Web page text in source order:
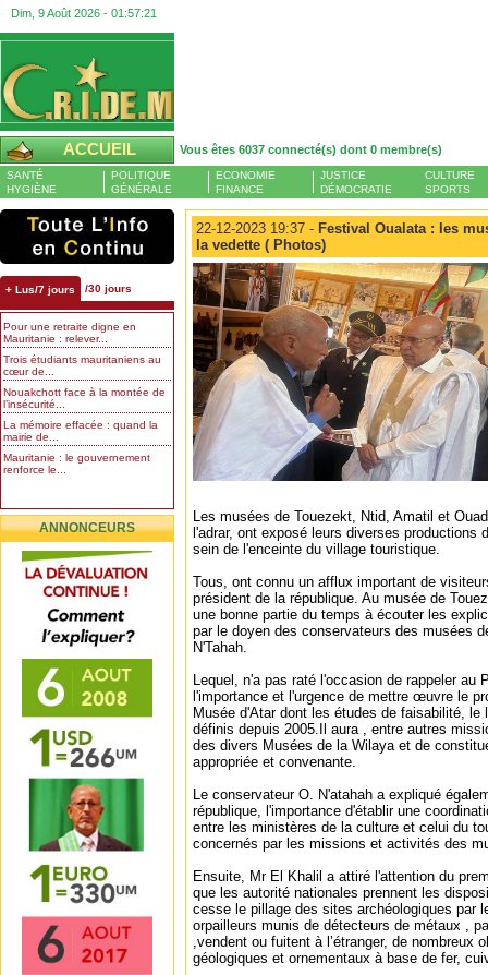
Dim, 9 Août 2026 - 01:57:22
ACCUEIL Vous êtes 6037 connecté(s) dont 0 membre(s)
SANTÉ
HYGIÈNE
POLITIQUE
GÉNÉRALE
ECONOMIE
FINANCE
JUSTICE
DÉMOCRATIE
CULTURE
SPORTS
+ Lus/7 jours /30 jours
Pour une retraite digne en
Mauritanie : relever...
Trois étudiants mauritaniens au
cœur de...
Nouakchott face à la montée de
l’insécurité...
La mémoire effacée : quand la
mairie de...
Mauritanie : le gouvernement
renforce le...
ANNONCEURS
22-12-2023 19:37 - Festival Oualata : les
la vedette ( Photos)
Les musées de Touezekt, Ntid, Amatil et
l'adrar, ont exposé leurs diverses productions
sein de l'enceinte du village touristique.
Tous, ont connu un afflux important de
président de la république. Au musée de
une bonne partie du temps à écouter les
par le doyen des conservateurs des musées
N'Tahah.
Lequel, n'a pas raté l'occasion de rappeler au
l'importance et l'urgence de mettre œuvre le
Musée d'Atar dont les études de faisabilité,
définis depuis 2005.Il aura , entre autres
des divers Musées de la Wilaya et de
appropriée et convenante.
Le conservateur O. N'atahah a expliqué
république, l'importance d'établir une
entre les ministères de la culture et celui du
concernés par les missions et activités des
Ensuite, Mr El Khalil a attiré l'attention du
que les autorité nationales prennent les
cesse le pillage des sites archéologiques par
orpailleurs munis de détecteurs de métaux ,
,vendent ou fuitent à l’étranger, de nombreux
géologiques et ornementaux à base de fer,